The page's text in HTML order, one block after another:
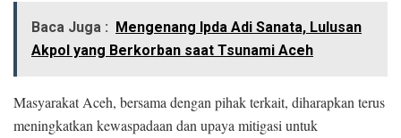
Baca Juga :
Mengenang Ipda Adi Sanata, Lulusan
Akpol yang Berkorban saat Tsunami Aceh
Masyarakat Aceh, bersama dengan pihak terkait, diharapkan terus
meningkatkan kewaspadaan dan upaya mitigasi untuk